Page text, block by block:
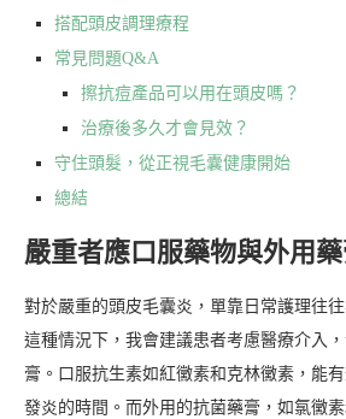
搭配頭皮調理療程
常見問題Q&A
擦抗痘產品可以用在頭皮嗎？
治療後多久才會見效？
守住頭髮，從正視毛囊健康開始
總結
嚴重者應口服藥物與外用
對於嚴重的頭皮毛囊炎，單靠日常護理往
這種情況下，我會建議患者考慮醫療介入
膏。口服抗生素如紅黴素和克林黴素，能
發炎的時間。而外用的抗菌藥膏，如氯黴